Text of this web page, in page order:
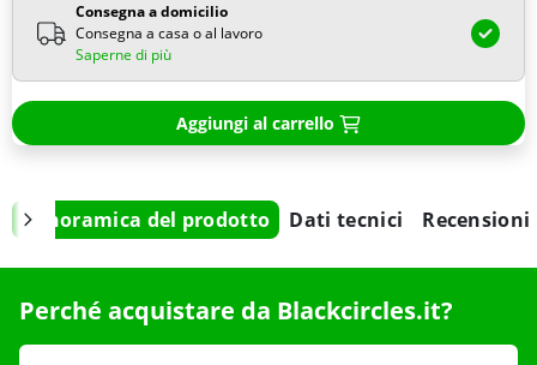
Consegna a domicilio
Consegna a casa o al lavoro
Saperne di più
Aggiungi al carrello
Panoramica del prodotto Dati tecnici Recensioni
Perché acquistare da Blackcircles.it?